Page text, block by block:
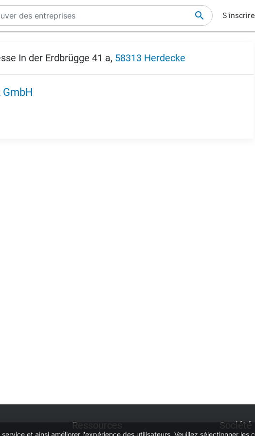
In der Erdbrügge 41 a, 58313 Herdecke
Ressources Société
et ainsi améliorer l'expérience des utilisateurs. Veuillez sélectionner